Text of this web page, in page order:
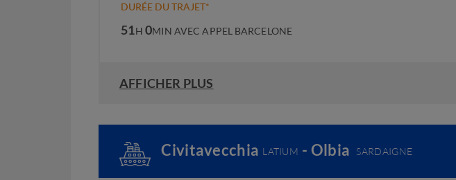
DURÉE DU TRAJET*
51H 0MIN AVEC APPEL BARCELONE
AFFICHER PLUS
Civitavecchia LATIUM - Olbia SARDAIGNE